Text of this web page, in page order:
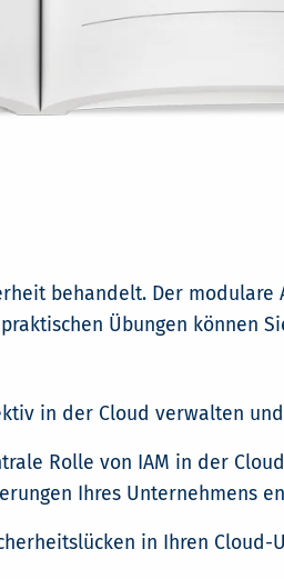
behandelt. Der
Übungen können
in der Cloud verwalten
Rolle von IAM in der
Ihres Unternehmens
in Ihren Cloud-